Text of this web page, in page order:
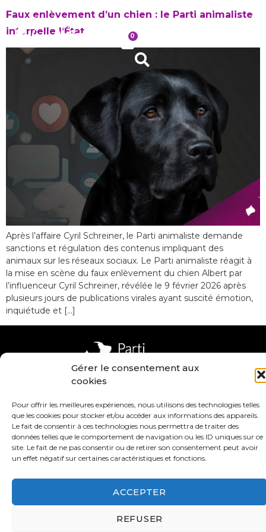
Gérer le consentement aux
cookies
Pour offrir les meilleures expériences, nous utilisons des technologies telles
que les cookies pour stocker et/ou accéder aux informations des appareils.
Le fait de consentir à ces technologies nous permettra de traiter des
données telles que le comportement de navigation ou les ID uniques sur ce
site. Le fait de ne pas consentir ou de retirer son consentement peut avoir
un effet négatif sur certaines caractéristiques et fonctions.
ACCEPTER
REFUSER
0
Faux enlèvement d’un chien : le Parti animaliste
interpelle l’État
Après l’affaire Cyril Schreiner, le Parti animaliste demande
sanctions et régulation des contenus impliquant des
animaux sur les réseaux sociaux. Le Parti animaliste réagit à
la mise en scène du faux enlèvement du chien Albert par
l’influenceur Cyril Schreiner, révélée le 9 février 2026 après
plusieurs jours de publications virales ayant suscité émotion,
inquiétude et […]
S’abonner à la lettre
Faire un don Adhérer
Conditions générales d’utilisation